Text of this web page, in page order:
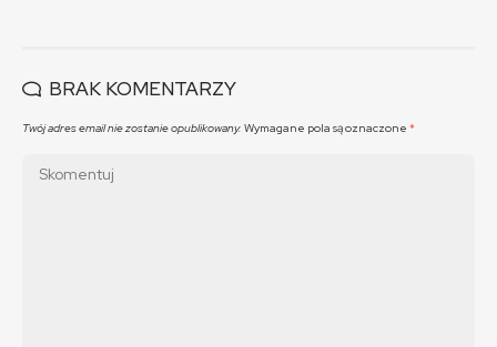
BRAK KOMENTARZY
Twój adres email nie zostanie opublikowany. Wymagane pola są oznaczone *